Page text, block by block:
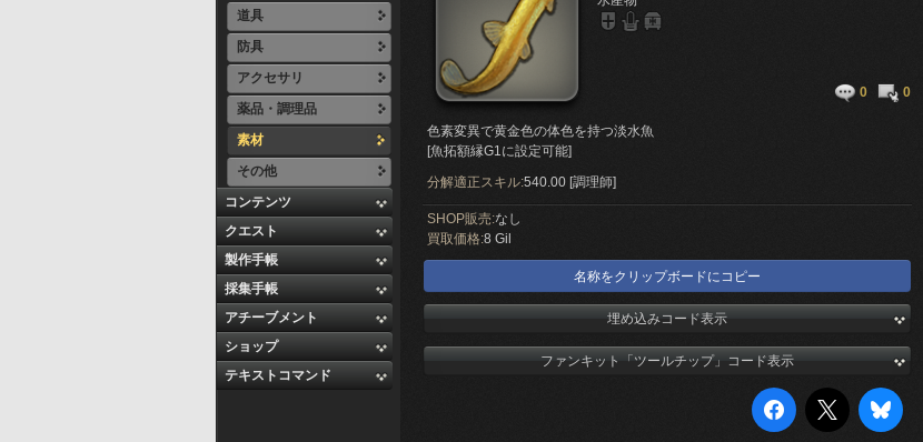
道具
防具
アクセサリ
薬品・調理品
素材
その他
コンテンツ
クエスト
製作手帳
採集手帳
アチーブメント
ショップ
テキストコマンド
0 0
色素変異で黄金色の体色を持つ淡水魚
[魚拓額縁G1に設定可能]
分解適正スキル:540.00 [調理師]
SHOP販売:なし
買取価格:8 Gil
名称をクリップボードにコピー
埋め込みコード表示
ファンキット「ツールチップ」コード表示